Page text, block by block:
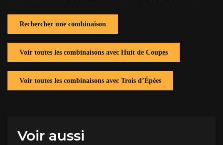
Rechercher une combinaison
Voir toutes les combinaisons avec Huit de Coupes
Voir toutes les combinaisons avec Trois d’Épées
Voir aussi